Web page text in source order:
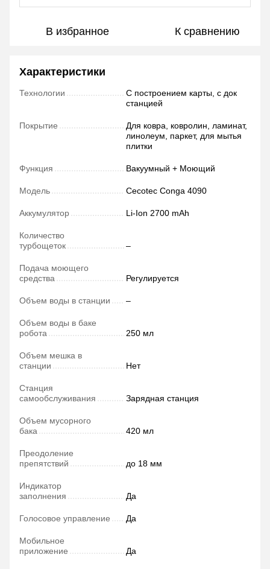
В избранное К сравнению
Характеристики
Технологии
С построением карты, с док
станцией
Покрытие
Для ковра, ковролин, ламинат,
линолеум, паркет, для мытья
плитки
Функция Вакуумный + Моющий
Модель Cecotec Conga 4090
Аккумулятор Li-Ion 2700 mAh
Количество
турбощеток
–
Подача моющего
средства
Регулируется
Объем воды в станции –
Объем воды в баке
робота
250 мл
Объем мешка в
станции
Нет
Станция
самообслуживания
Зарядная станция
Объем мусорного
бака
420 мл
Преодоление
препятствий
до 18 мм
Индикатор
заполнения
Да
Голосовое управление Да
Мобильное
приложение
Да